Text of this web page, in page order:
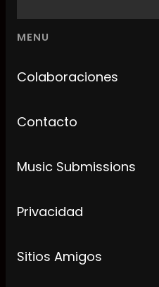
MENU
Colaboraciones
Contacto
Music Submissions
Privacidad
Sitios Amigos